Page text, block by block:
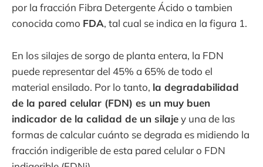
por la fracción Fibra Detergente Ácido o tambien
conocida como FDA, tal cual se indica en la figura 1.
En los silajes de sorgo de planta entera, la FDN
puede representar del 45% a 65% de todo el
material ensilado. Por lo tanto, la degradabilidad
de la pared celular (FDN) es un muy buen
indicador de la calidad de un silajey una de las
formas de calcular cuánto se degrada es midiendo la
fracción indigerible de esta pared celular o FDN